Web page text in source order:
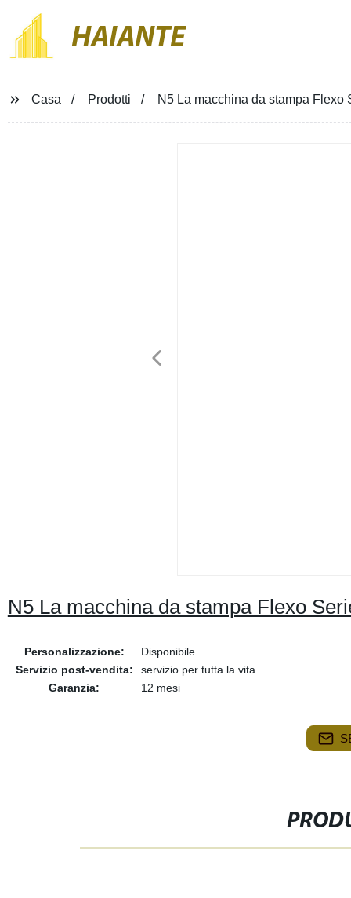
HAIANTE
Casa Prodotti N5 La macchina da stampa Flexo
N5 La macchina da stampa Flexo
Personalizzazione:
Disponibile
Servizio post-vendita:
servizio per tutta la vita
Garanzia:
12 mesi